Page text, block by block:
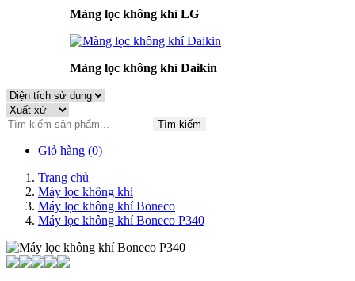
Màng lọc không khí LG
Màng lọc không khí Daikin
Tìm kiếm
Giỏ hàng (0)
Trang chủ
Máy lọc không khí
Máy lọc không khí Boneco
Máy lọc không khí Boneco P340